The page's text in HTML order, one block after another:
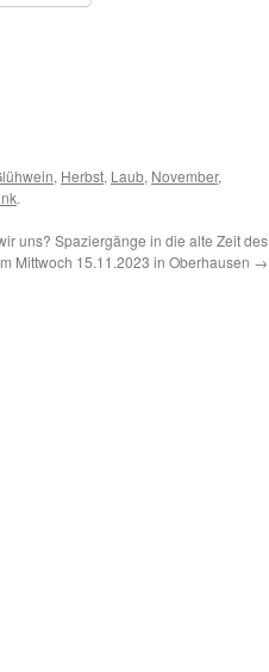
, Herbst, Laub, November,
.
uns? Spaziergänge in die alte Zeit des
Mittwoch 15.11.2023 in Oberhausen →